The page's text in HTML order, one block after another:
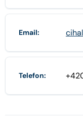
Email:
Telefon: